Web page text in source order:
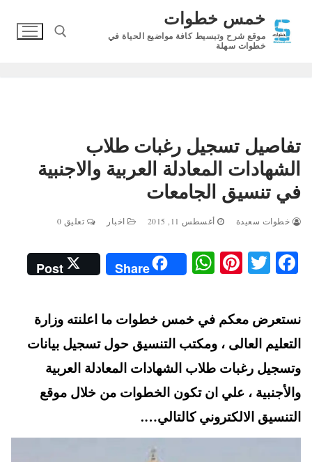
المحتوى
خمس خطوات
موقع شرح وتبسيط كافة مواضيع الحياة في
خطوات سهلة
تفاصيل تسجيل رغبات طلاب
الشهادات المعادلة العربية والاجنبية
في تنسيق الجامعات
خطوات سعيدة أغسطس 11, 2015 اخبار تعليق 0
Fa
ok
T
tte
r
Pi
er
es
t
W
ha
A
pp
Share
Post
نستعرض معكم في خمس خطوات ما اعلنته وزارة
التعليم العالى ، ومكتب التنسيق حول تسجيل بيانات
وتسجيل رغبات طلاب الشهادات المعادلة العربية
والأجنبية ، علي ان تكون الخطوات من خلال موقع
التنسيق الالكتروني كالتالي….